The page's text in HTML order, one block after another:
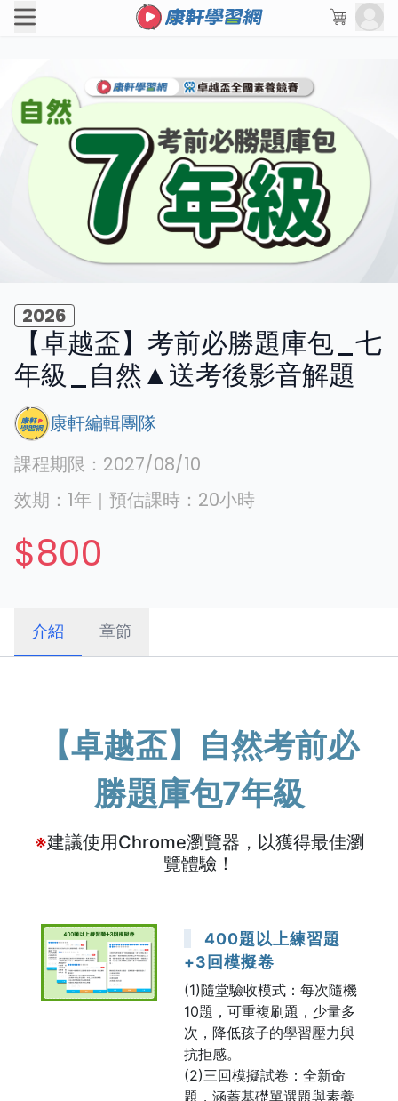
2026
【卓越盃】考前必勝題庫包_七
年級_自然▲送考後影音解題
康軒編輯團隊
課程期限： 2027/08/10
效期： 1年 ｜ 預估課時： 20小時
$800
介紹 章節
【卓越盃】自然考前必
勝題庫包7年級
※建議使用Chrome瀏覽器，以獲得最佳瀏
覽體驗！
400題以上練習題
+3回模擬卷
(1)隨堂驗收模式：每次隨機
10題，可重複刷題，少量多
次，降低孩子的學習壓力與
抗拒感。
(2)三回模擬試卷：全新命
題，涵蓋基礎單選題與素養